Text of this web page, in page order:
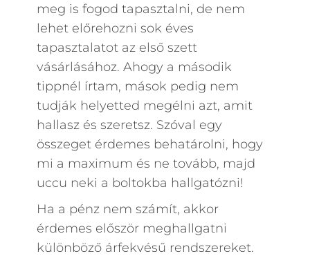
meg is fogod tapasztalni, de nem
lehet előrehozni sok éves
tapasztalatot az első szett
vásárlásához. Ahogy a második
tippnél írtam, mások pedig nem
tudják helyetted megélni azt, amit
hallasz és szeretsz. Szóval egy
összeget érdemes behatárolni, hogy
mi a maximum és ne tovább, majd
uccu neki a boltokba hallgatózni!
Ha a pénz nem számít, akkor
érdemes először meghallgatni
különböző árfekvésű rendszereket.